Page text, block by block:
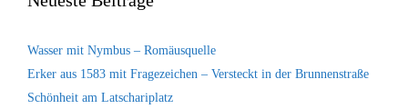
Wasser mit Nymbus – Romäusquelle
Erker aus 1583 mit Fragezeichen – Versteckt in der Brunnenstraße
Schönheit am Latschariplatz